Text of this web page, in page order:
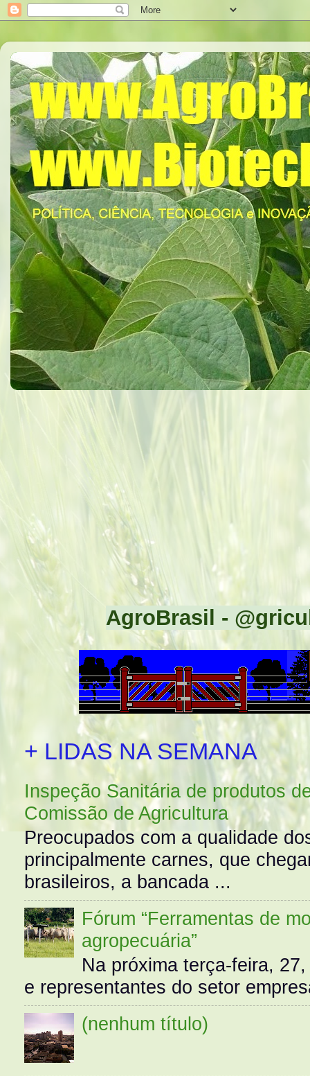
AgroBrasil -
+ LIDAS NA SEMANA
Inspeção Sanitária de produtos
Comissão de Agricultura
Preocupados com a qualidade
principalmente carnes, que
brasileiros, a bancada ...
Fórum “Ferramentas de
agropecuária”
Na próxima terça-feira,
e representantes do setor
(nenhum título)